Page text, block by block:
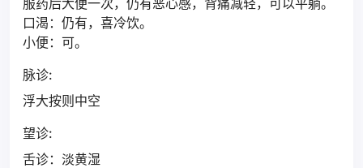
服药后大便一次，仍有恶心感，背痛减轻，可以平躺。
口渴：仍有，喜冷饮。
小便：可。
脉诊:
浮大按则中空
望诊:
舌诊：淡黄湿